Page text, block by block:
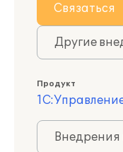
Связаться
Другие
Продукт
Внедрения